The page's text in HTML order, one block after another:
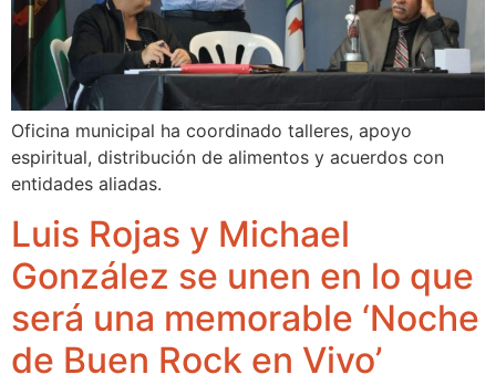
Oficina municipal ha coordinado talleres, apoyo
espiritual, distribución de alimentos y acuerdos con
entidades aliadas.
Luis Rojas y Michael
González se unen en lo que
será una memorable ‘Noche
de Buen Rock en Vivo’